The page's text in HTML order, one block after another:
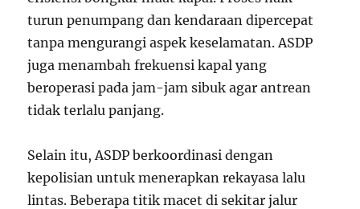
turun penumpang dan kendaraan dipercepat
tanpa mengurangi aspek keselamatan. ASDP
juga menambah frekuensi kapal yang
beroperasi pada jam-jam sibuk agar antrean
tidak terlalu panjang.
Selain itu, ASDP berkoordinasi dengan
kepolisian untuk menerapkan rekayasa lalu
lintas. Beberapa titik macet di sekitar jalur